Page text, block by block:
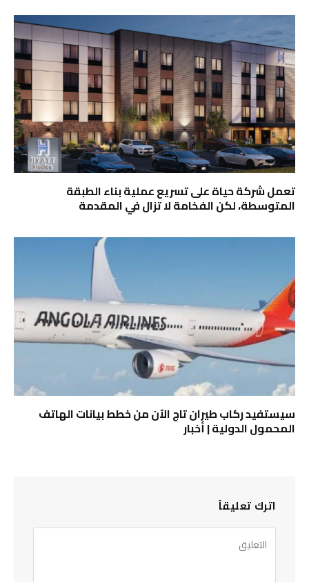
تعمل شركة حياة على تسريع عملية بناء الطبقة
المتوسطة، لكن الفخامة لا تزال في المقدمة
سيستفيد ركاب طيران تاج الآن من خطط بيانات الهاتف
المحمول الدولية | أخبار
اترك تعليقاً